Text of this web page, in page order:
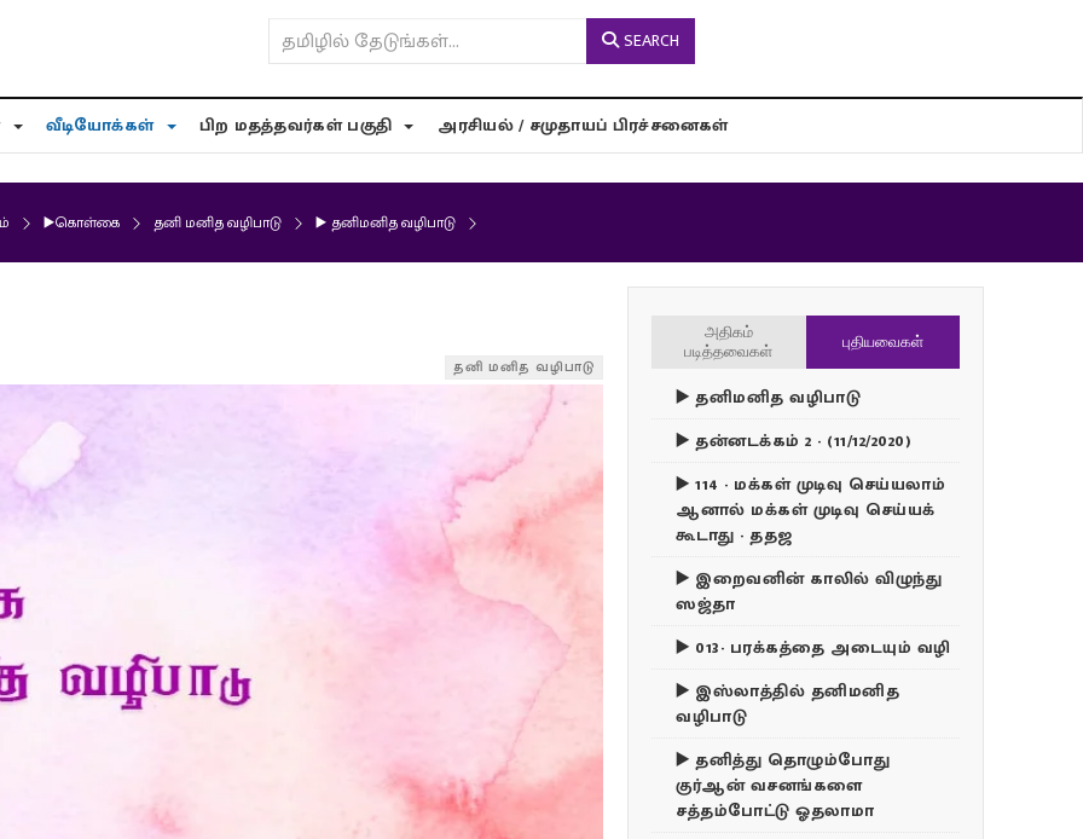
SEARCH
வீடியோக்கள் பிற மதத்தவர்கள் பகுதி அரசியல் / சமுதாயப் பிரச்சனைகள்
▶️கொள்கை தனி மனித வழிபாடு ▶️ தனிமனித வழிபாடு
தனி மனித வழிபாடு
அதிகம்
படித்தவைகள்
புதியவைகள்
▶️ தனிமனித வழிபாடு
▶️ தன்னடக்கம் 2 - (11/12/2020)
▶️ 114 - மக்கள் முடிவு செய்யலாம்
ஆனால் மக்கள் முடிவு செய்யக்
கூடாது - ததஜ
▶️ இறைவனின் காலில் விழுந்து
ஸஜ்தா
▶️ 013- பரக்கத்தை அடையும் வழி
▶️ இஸ்லாத்தில் தனிமனித
வழிபாடு
▶️ தனித்து தொழும்போது
குர்ஆன் வசனங்களை
சத்தம்போட்டு ஓதலாமா